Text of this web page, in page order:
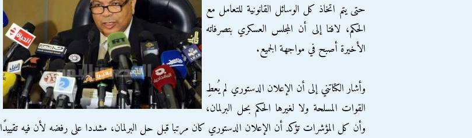
حتى يتم اتخاذ كل الوسائل القانونية للتعامل مع
الحكم، لافتا إلى أن المجلس العسكري بتصرفاته
الأخيرة أصبح في مواجهة الجميع.
وأشار الكتاتني إلى أن الإعلان الدستوري لم يُعطِ
القوات المسلحة ولا لغيرها الحكم بحل البرلمان،
وأن كل المؤشرات تؤكد أن الإعلان الدستوري كان مرتبا قبل حل البرلمان، مشددا على رفضه لأن فيه تقييدًا